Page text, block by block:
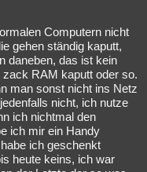
Computern nicht
gehen ständig kaputt,
daneben, das ist kein
RAM kaputt oder so.
man sonst nicht ins Netz
nicht, ich nutze
ich nichtmal den
ich mir ein Handy
ich geschenkt
heute keins, ich war